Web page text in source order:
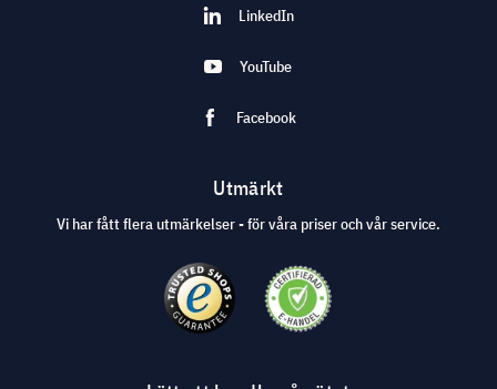
LinkedIn
YouTube
Facebook
Utmärkt
Vi har fått flera utmärkelser - för våra priser och vår service.